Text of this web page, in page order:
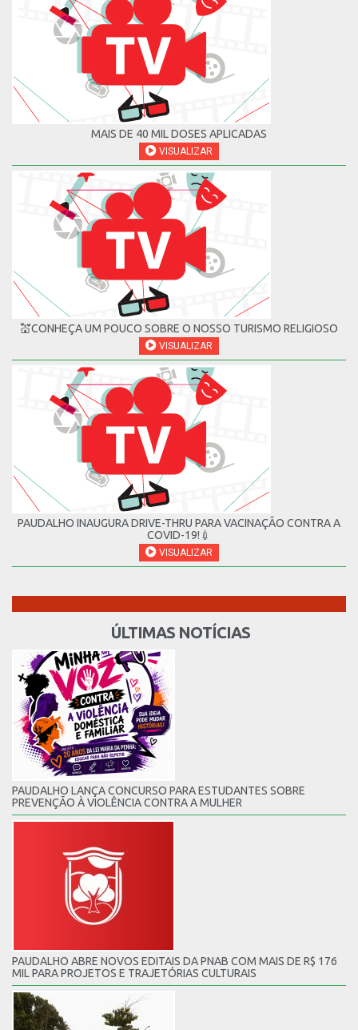
MAIS DE 40 MIL DOSES APLICADAS
VISUALIZAR
💒CONHEÇA UM POUCO SOBRE O NOSSO TURISMO RELIGIOSO
VISUALIZAR
PAUDALHO INAUGURA DRIVE-THRU PARA VACINAÇÃO CONTRA A
COVID-19!💉
VISUALIZAR
ÚLTIMAS NOTÍCIAS
PAUDALHO LANÇA CONCURSO PARA ESTUDANTES SOBRE
PREVENÇÃO À VIOLÊNCIA CONTRA A MULHER
PAUDALHO ABRE NOVOS EDITAIS DA PNAB COM MAIS DE R$ 176
MIL PARA PROJETOS E TRAJETÓRIAS CULTURAIS